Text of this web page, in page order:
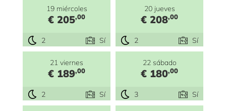
19 miércoles
€ 205,00
2 Sí
20 jueves
€ 208,00
2 Sí
21 viernes
€ 189,00
2 Sí
22 sábado
€ 180,00
3 Sí